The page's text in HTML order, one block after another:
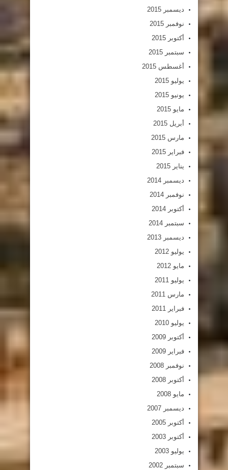
ديسمبر 2015
نوفمبر 2015
أكتوبر 2015
سبتمبر 2015
أغسطس 2015
يوليو 2015
يونيو 2015
مايو 2015
أبريل 2015
مارس 2015
فبراير 2015
يناير 2015
ديسمبر 2014
نوفمبر 2014
أكتوبر 2014
سبتمبر 2014
ديسمبر 2013
يوليو 2012
مايو 2012
يوليو 2011
مارس 2011
فبراير 2011
يوليو 2010
أكتوبر 2009
فبراير 2009
نوفمبر 2008
أكتوبر 2008
مايو 2008
ديسمبر 2007
أكتوبر 2005
أكتوبر 2003
يوليو 2003
سبتمبر 2002